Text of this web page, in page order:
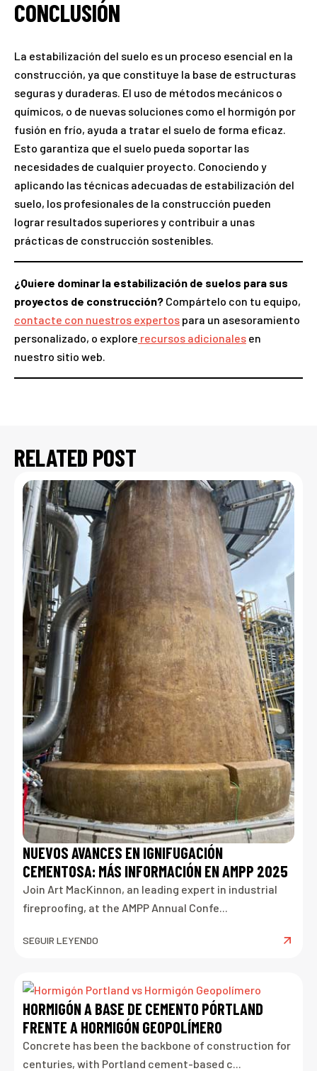
CONCLUSIÓN
La estabilización del suelo es un proceso esencial en la
construcción, ya que constituye la base de estructuras
seguras y duraderas. El uso de métodos mecánicos o
químicos, o de nuevas soluciones como el hormigón por
fusión en frío, ayuda a tratar el suelo de forma eficaz.
Esto garantiza que el suelo pueda soportar las
necesidades de cualquier proyecto. Conociendo y
aplicando las técnicas adecuadas de estabilización del
suelo, los profesionales de la construcción pueden
lograr resultados superiores y contribuir a unas
prácticas de construcción sostenibles.
¿Quiere dominar la estabilización de suelos para sus
proyectos de construcción? Compártelo con tu equipo,
contacte con nuestros expertos para un asesoramiento
personalizado, o explore recursos adicionales en
nuestro sitio web.
RELATED POST
NUEVOS AVANCES EN IGNIFUGACIÓN
CEMENTOSA: MÁS INFORMACIÓN EN AMPP 2025
Join Art MacKinnon, an leading expert in industrial
fireproofing, at the AMPP Annual Confe...
SEGUIR LEYENDO
HORMIGÓN A BASE DE CEMENTO PÓRTLAND
FRENTE A HORMIGÓN GEOPOLÍMERO
Concrete has been the backbone of construction for
centuries, with Portland cement-based c...